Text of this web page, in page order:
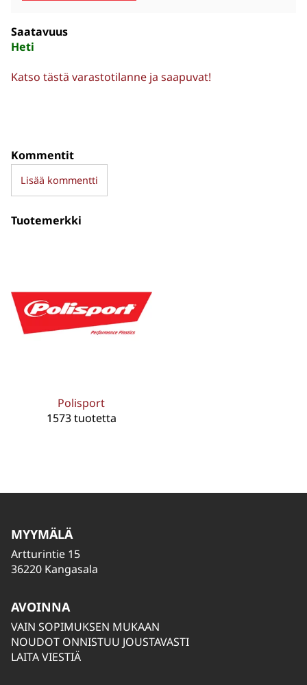
Saatavuus
Heti
Katso tästä varastotilanne ja saapuvat!
Kommentit
Lisää kommentti
Tuotemerkki
Polisport
1573 tuotetta
MYYMÄLÄ
Artturintie 15
36220 Kangasala
AVOINNA
VAIN SOPIMUKSEN MUKAAN
NOUDOT ONNISTUU JOUSTAVASTI
LAITA VIESTIÄ